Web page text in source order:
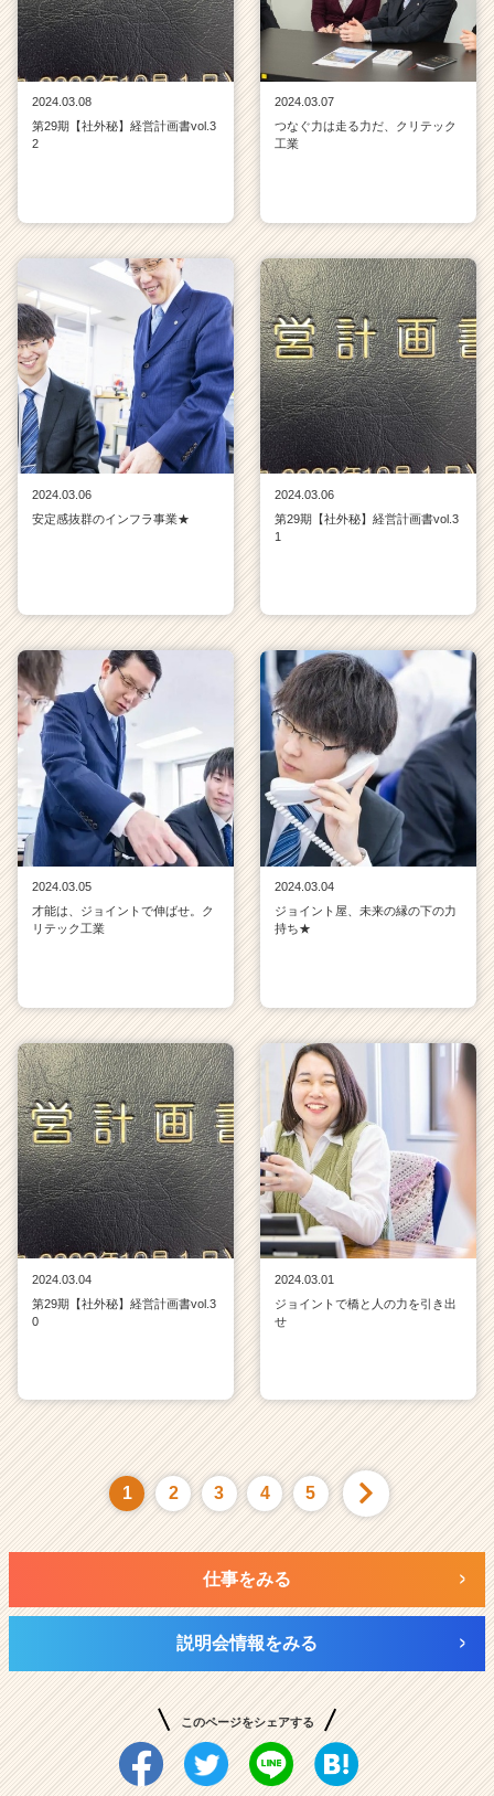
2024.03.08
第29期【社外秘】経営計画書vol.3
2
2024.03.07
つなぐ力は走る力だ、クリテック
工業
2024.03.06
安定感抜群のインフラ事業★
2024.03.06
第29期【社外秘】経営計画書vol.3
1
2024.03.05
才能は、ジョイントで伸ばせ。ク
リテック工業
2024.03.04
ジョイント屋、未来の縁の下の力
持ち★
2024.03.04
第29期【社外秘】経営計画書vol.3
0
2024.03.01
ジョイントで橋と人の力を引き出
せ
1 2 3 4 5
仕事をみる
説明会情報をみる
このページをシェアする